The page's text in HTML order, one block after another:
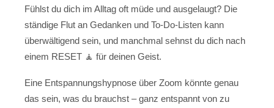
Fühlst du dich im Alltag oft müde und ausgelaugt? Die
ständige Flut an Gedanken und To-Do-Listen kann
überwältigend sein, und manchmal sehnst du dich nach
einem RESET 🧘 für deinen Geist.
Eine Entspannungshypnose über Zoom könnte genau
das sein, was du brauchst – ganz entspannt von zu